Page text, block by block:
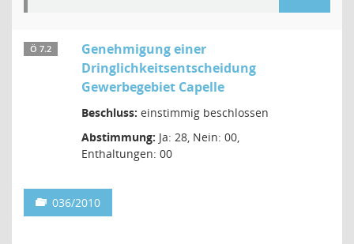
Ö 7.2
Genehmigung einer
Dringlichkeitsentscheidung
Gewerbegebiet Capelle
Beschluss: einstimmig beschlossen
Abstimmung: Ja: 28, Nein: 00,
Enthaltungen: 00
036/2010